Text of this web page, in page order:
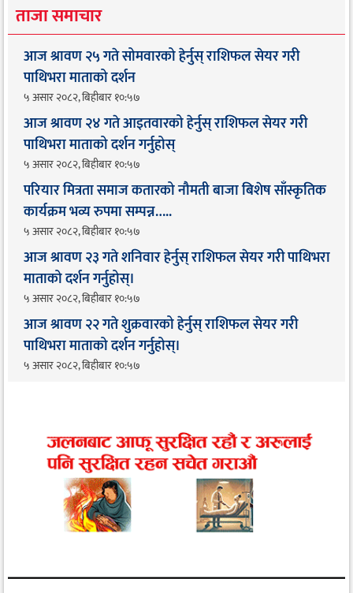
ताजा समाचार
आज श्रावण २५ गते सोमवारको हेर्नुस् राशिफल सेयर गरी
पाथिभरा माताको दर्शन
५ असार २०८२, बिहीबार १०:५७
आज श्रावण २४ गते आइतवारको हेर्नुस् राशिफल सेयर गरी
पाथिभरा माताको दर्शन गर्नुहोस्
५ असार २०८२, बिहीबार १०:५७
परियार मित्रता समाज कतारको नौमती बाजा बिशेष साँस्कृतिक
कार्यक्रम भव्य रुपमा सम्पन्न…..
५ असार २०८२, बिहीबार १०:५७
आज श्रावण २३ गते शनिवार हेर्नुस् राशिफल सेयर गरी पाथिभरा
माताको दर्शन गर्नुहोस्।
५ असार २०८२, बिहीबार १०:५७
आज श्रावण २२ गते शुक्रवारको हेर्नुस् राशिफल सेयर गरी
पाथिभरा माताको दर्शन गर्नुहोस्।
५ असार २०८२, बिहीबार १०:५७